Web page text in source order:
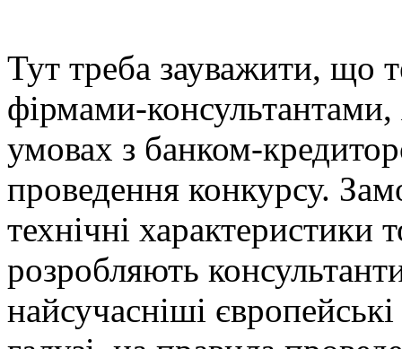
Тут треба зауважити, що
фірмами-
умовах з банком-
проведення конкурсу.
технічні характеристики
розробляють
найсучасніші